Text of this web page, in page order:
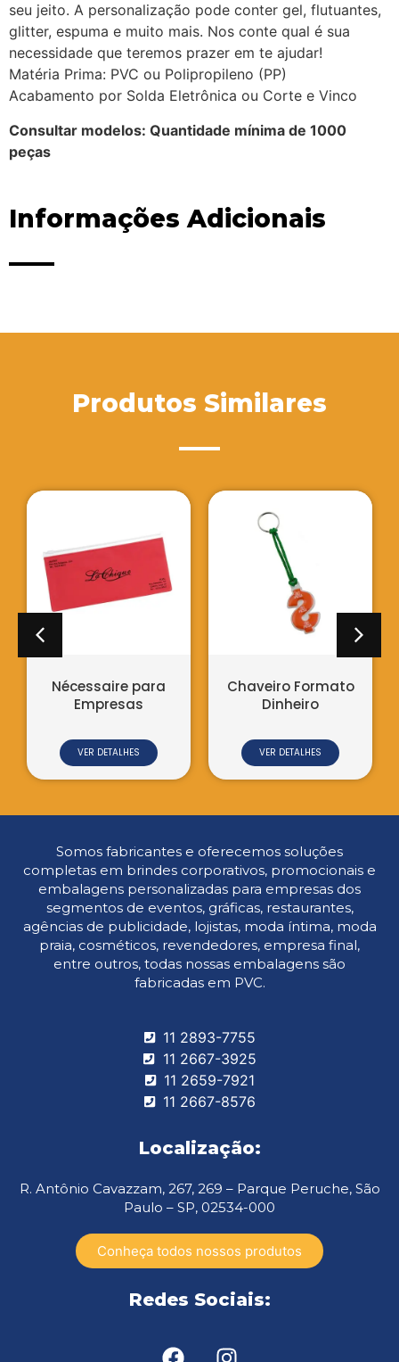
seu jeito. A personalização pode conter gel, flutuantes,
glitter, espuma e muito mais. Nos conte qual é sua
necessidade que teremos prazer em te ajudar!
Matéria Prima: PVC ou Polipropileno (PP)
Acabamento por Solda Eletrônica ou Corte e Vinco
Consultar modelos: Quantidade mínima de 1000
peças
Informações Adicionais
Produtos Similares
Nécessaire para
Empresas
VER DETALHES
Chaveiro Formato
Dinheiro
VER DETALHES
11 2893-7755
11 2667-3925
11 2659-7921
11 2667-8576
Localização:
R. Antônio Cavazzam, 267, 269 – Parque Peruche, São
Paulo – SP, 02534-000
Conheça todos nossos produtos
Somos fabricantes e oferecemos soluções
completas em brindes corporativos, promocionais e
embalagens personalizadas para empresas dos
segmentos de eventos, gráficas, restaurantes,
agências de publicidade, lojistas, moda íntima, moda
praia, cosméticos, revendedores, empresa final,
entre outros, todas nossas embalagens são
fabricadas em PVC.
Redes Sociais: